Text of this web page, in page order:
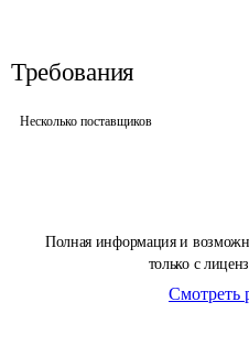
Полная информация и
только с
Смотреть
Требования
Несколько поставщиков